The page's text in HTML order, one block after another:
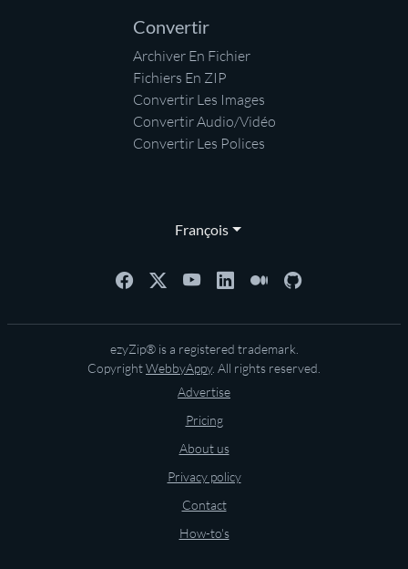
Convertir
Archiver En Fichier
Fichiers En ZIP
Convertir Les Images
Convertir Audio/Vidéo
Convertir Les Polices
François
ezyZip® is a registered trademark.
CopyrightWebbyAppy. All rights reserved.
Advertise
Pricing
About us
Privacy policy
Contact
How-to's